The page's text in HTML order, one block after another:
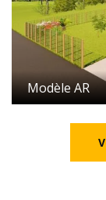
Modèle AR